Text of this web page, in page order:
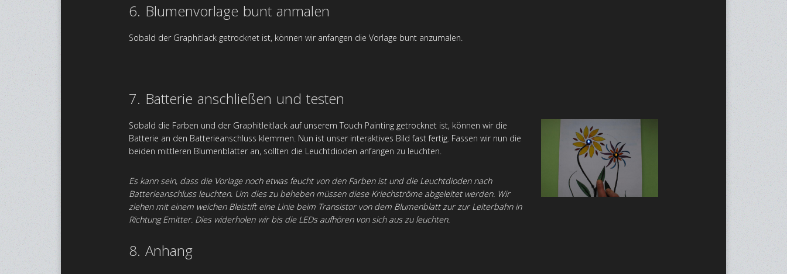
6. Blumenvorlage bunt anmalen
Sobald der Graphitlack getrocknet ist, können wir anfangen die Vorlage bunt anzumalen.
7. Batterie anschließen und testen
Sobald die Farben und der Graphitleitlack auf unserem Touch Painting getrocknet ist, können wir die
Batterie an den Batterieanschluss klemmen. Nun ist unser interaktives Bild fast fertig. Fassen wir nun die
beiden mittleren Blumenblätter an, sollten die Leuchtdioden anfangen zu leuchten.
Es kann sein, dass die Vorlage noch etwas feucht von den Farben ist und die Leuchtdioden nach
Batterieanschluss leuchten. Um dies zu beheben müssen diese Kriechströme abgeleitet werden. Wir
ziehen mit einem weichen Bleistift eine Linie beim Transistor von dem Blumenblatt zur zur Leiterbahn in
Richtung Emitter. Dies widerholen wir bis die LEDs aufhören von sich aus zu leuchten.
8. Anhang